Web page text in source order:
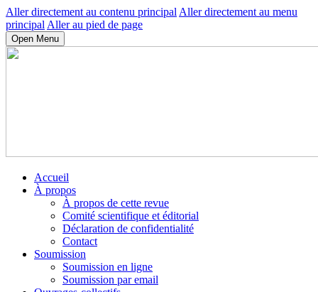
Aller directement au contenu principal Aller directement au menu
principal Aller au pied de page
Open Menu
Accueil
À propos
À propos de cette revue
Comité scientifique et éditorial
Déclaration de confidentialité
Contact
Soumission
Soumission en ligne
Soumission par email